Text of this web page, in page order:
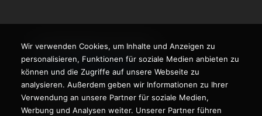
Dachdeckermeisterbetrieb
Marco Zeuzheim
Wir verwenden Cookies, um Inhalte und Anzeigen zu
personalisieren, Funktionen für soziale Medien anbieten zu
können und die Zugriffe auf unsere Webseite zu
analysieren. Außerdem geben wir Informationen zu Ihrer
Verwendung an unsere Partner für soziale Medien,
Werbung und Analysen weiter. Unserer Partner führen